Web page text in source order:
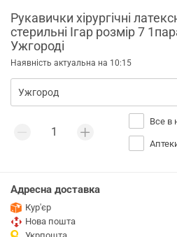
Рукавички хірургічні
стерильні Ігар розмір 7
Ужгороді
Наявність актуальна на 10:15
Все в
Адресна доставка
Кур'єр
Нова пошта